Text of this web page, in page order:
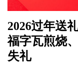
2026过年送
福字瓦煎烧
失礼